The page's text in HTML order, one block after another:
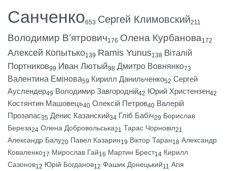
Санченко653 Сергей Климовский211
Володимир В’ятрович176 Олена Курбанова172
Алексей Копытько139 Ramis Yunus138 Віталій
Портников99 Иван Лютый98 Дмитро Вовнянко73
Валентина Емінова59 Кирилл Данильченко52 Сергей
Ауслендер49 Володимир Завгородній42 Юрий Христензен42
Костянтин Машовець40 Олексій Петров40 Валерій
Прозапас35 Денис Казанский34 Гліб Бабіч29 Борислав
Береза24 Олена Добровольська21 Тарас Чорновіл21
Александр Балу20 Павел Казарин19 Віктор Таран18 Александр
Коваленко17 Мирослав Гай16 Мартин Брест14 Кирилл
Сазонов12 Юрій Богданов12 Фашик Донецький11 Агія